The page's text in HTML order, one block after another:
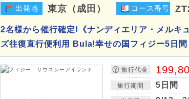
出発地 東京（成田） コース番号
2名様から催行確定!《ナンディエリア・メルキ
ズ往復直行便利用 Bula!幸せの国フィジー5日間
旅行代金
旅行期間 5日間